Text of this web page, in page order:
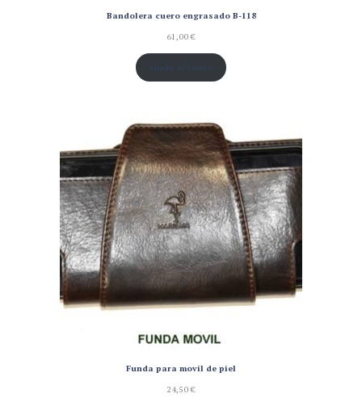
Bandolera cuero engrasado B-118
61,00€
Añadir al carrito
Funda para movil de piel
24,50€